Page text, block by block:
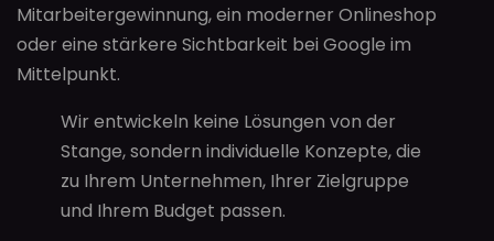
Mitarbeitergewinnung, ein moderner Onlineshop
oder eine stärkere Sichtbarkeit bei Google im
Mittelpunkt.
Wir entwickeln keine Lösungen von der
Stange, sondern individuelle Konzepte, die
zu Ihrem Unternehmen, Ihrer Zielgruppe
und Ihrem Budget passen.